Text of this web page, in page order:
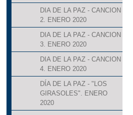
DIA DE LA PAZ - CANCION
2. ENERO 2020
DIA DE LA PAZ - CANCION
3. ENERO 2020
DIA DE LA PAZ - CANCION
4. ENERO 2020
DÍA DE LA PAZ - "LOS
GIRASOLES". ENERO
2020